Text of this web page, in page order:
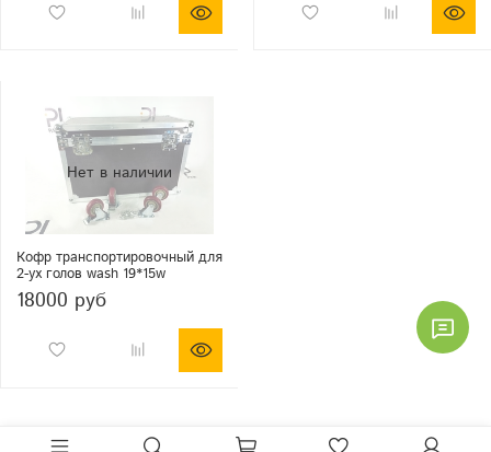
Кофр транспортировочный для
2-ух голов wash 19*15w
18000 руб